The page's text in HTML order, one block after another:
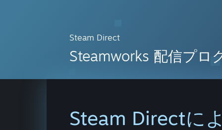
Steam Direct
Steamworks 配信プロ
Steam Directに